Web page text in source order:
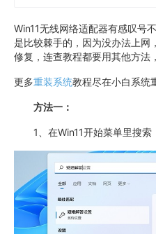
Win11无线网络适配器有感叹号
是比较棘手的，因为没办法上网
修复，连查教程都要用其他方法
更多重装系统教程尽在小白系统
方法一：
1、在Win11开始菜单里搜索